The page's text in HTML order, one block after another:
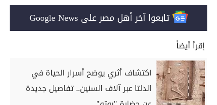
تابعوا آخر أهل مصر على Google News
إقرأ أيضاً
اكتشاف أثري يوضح أسرار الحياة في
الدلتا عبر آلاف السنين.. تفاصيل جديدة